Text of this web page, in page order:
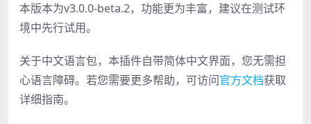
本版本为v3.0.0-beta.2，功能更为丰富，建议在测试环
境中先行试用。
关于中文语言包，本插件自带简体中文界面，您无需担
心语言障碍。若您需要更多帮助，可访问官方文档获取
详细指南。